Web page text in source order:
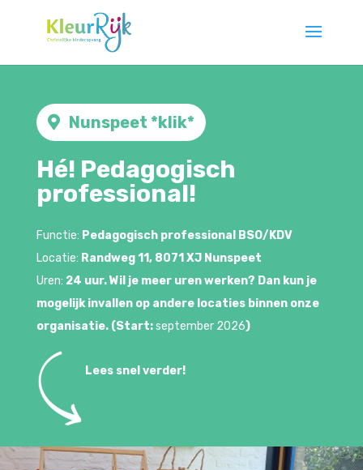
Nunspeet *klik*
Hé! Pedagogisch
professional!
Functie: Pedagogisch professional BSO/KDV
Locatie: Randweg 11, 8071 XJ Nunspeet
Uren: 24 uur. Wil je meer uren werken? Dan kun je
mogelijk invallen op andere locaties binnen onze
organisatie. (Start:september 2026)
Lees snel verder!